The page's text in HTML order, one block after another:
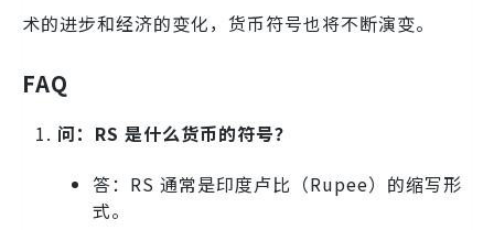
术的进步和经济的变化，货币符号也将不断演变。
FAQ
问：RS 是什么货币的符号？
答：RS 通常是印度卢比（Rupee）的缩写形
式。